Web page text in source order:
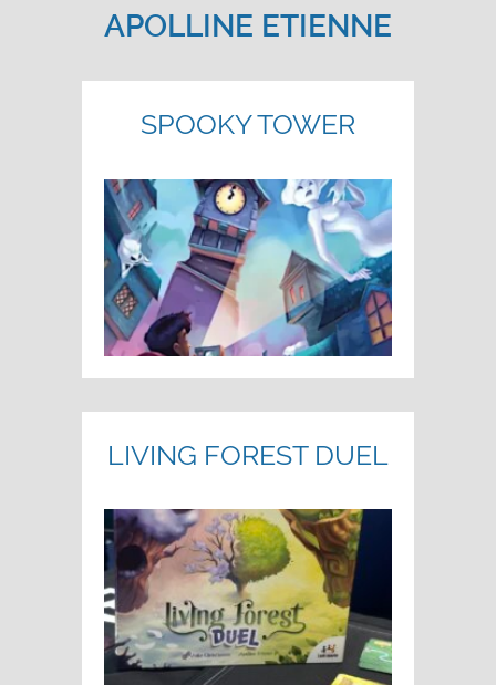
APOLLINE ETIENNE
SPOOKY TOWER
LIVING FOREST DUEL